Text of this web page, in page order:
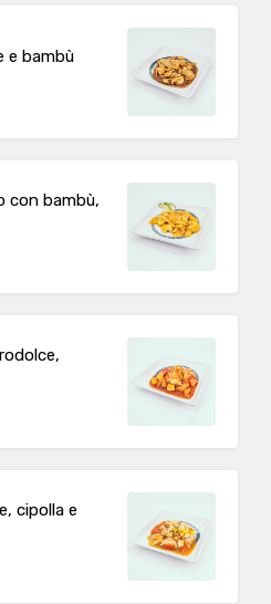
e bambù
con bambù,
cipolla e